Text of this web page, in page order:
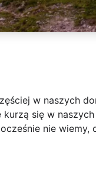
w naszych
się w
nie wiemy,